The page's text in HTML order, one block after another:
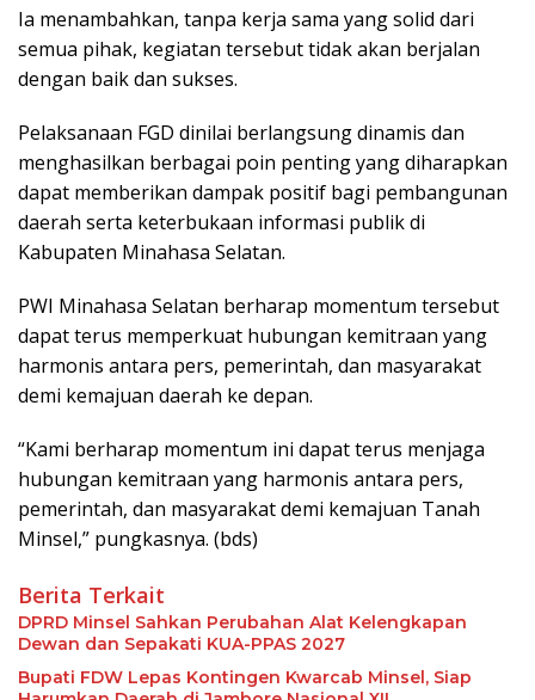
Ia menambahkan, tanpa kerja sama yang solid dari
semua pihak, kegiatan tersebut tidak akan berjalan
dengan baik dan sukses.
Pelaksanaan FGD dinilai berlangsung dinamis dan
menghasilkan berbagai poin penting yang diharapkan
dapat memberikan dampak positif bagi pembangunan
daerah serta keterbukaan informasi publik di
Kabupaten Minahasa Selatan.
PWI Minahasa Selatan berharap momentum tersebut
dapat terus memperkuat hubungan kemitraan yang
harmonis antara pers, pemerintah, dan masyarakat
demi kemajuan daerah ke depan.
“Kami berharap momentum ini dapat terus menjaga
hubungan kemitraan yang harmonis antara pers,
pemerintah, dan masyarakat demi kemajuan Tanah
Minsel,” pungkasnya. (bds)
Berita Terkait
DPRD Minsel Sahkan Perubahan Alat Kelengkapan
Dewan dan Sepakati KUA-PPAS 2027
Bupati FDW Lepas Kontingen Kwarcab Minsel, Siap